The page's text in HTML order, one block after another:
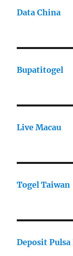
Data China
Bupatitogel
Live Macau
Togel Taiwan
Deposit